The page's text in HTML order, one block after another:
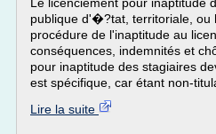
publique d'�?tat, territoriale, ou
procédure de l'inaptitude au
conséquences, indemnités et
pour inaptitude des stagiaires
est spécifique, car étant non-
Lire la suite